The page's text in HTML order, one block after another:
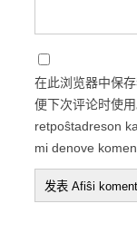
在此浏览器中保
便下次评论时使
retpoŝtadreson
mi denove